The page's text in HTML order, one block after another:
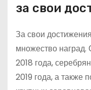
за свои
За свои
множество
2018 года,
2019 года, а также